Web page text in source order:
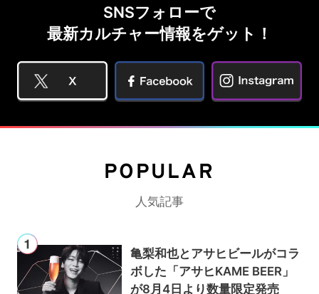
SNSフォローで
最新カルチャー情報をゲット！
POPULAR
人気記事
亀梨和也とアサヒビールがコラ
ボした「アサヒKAME BEER」
が8月4日より数量限定発売